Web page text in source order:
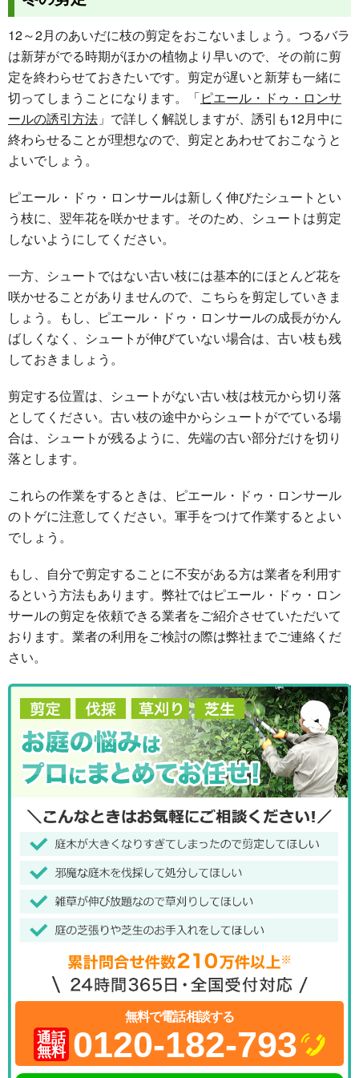
12～2月のあいだに枝の剪定をおこないましょう。つるバラ
は新芽がでる時期がほかの植物より早いので、その前に剪
定を終わらせておきたいです。剪定が遅いと新芽も一緒に
切ってしまうことになります。「ピエール・ドゥ・ロンサ
ールの誘引方法 」で詳しく解説しますが、誘引も12月中に
終わらせることが理想なので、剪定とあわせておこなうと
よいでしょう。
ピエール・ドゥ・ロンサールは新しく伸びたシュートとい
う枝に、翌年花を咲かせます。そのため、シュートは剪定
しないようにしてください。
一方、シュートではない古い枝には基本的にほとんど花を
咲かせることがありませんので、こちらを剪定していきま
しょう。もし、ピエール・ドゥ・ロンサールの成長がかん
ばしくなく、シュートが伸びていない場合は、古い枝も残
しておきましょう。
剪定する位置は、シュートがない古い枝は枝元から切り落
としてください。古い枝の途中からシュートがでている場
合は、シュートが残るように、先端の古い部分だけを切り
落とします。
これらの作業をするときは、ピエール・ドゥ・ロンサール
のトゲに注意してください。軍手をつけて作業するとよい
でしょう。
もし、自分で剪定することに不安がある方は業者を利用す
るという方法もあります。弊社ではピエール・ドゥ・ロン
サールの剪定を依頼できる業者をご紹介させていただいて
おります。業者の利用をご検討の際は弊社までご連絡くだ
さい。
無料で電話相談する
通話
無料 0120-182-793